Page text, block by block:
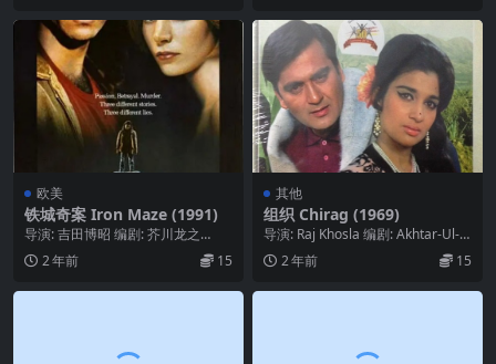
欧美
铁城奇案 Iron Maze (1991)
导演: 吉田博昭 编剧: 芥川龙之
介 / 吉田博昭 / 蒂姆·梅特卡夫 主
演: ...2 年前 15
其他
组织 Chirag (1969)
导演: Raj Khosla 编剧: Akhtar-Ul-I
man 类型: 剧情...
2 年前 15